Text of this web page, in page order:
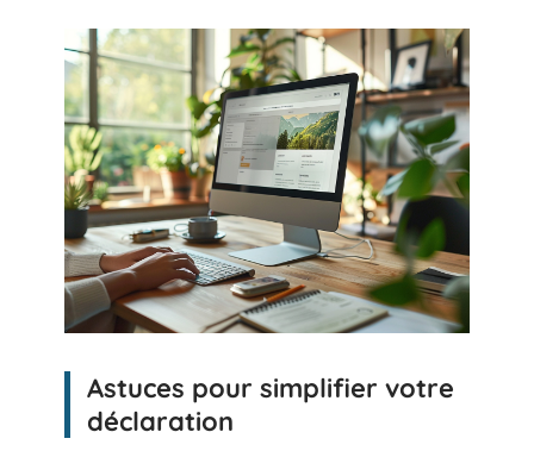
Astuces pour simplifier votre
déclaration